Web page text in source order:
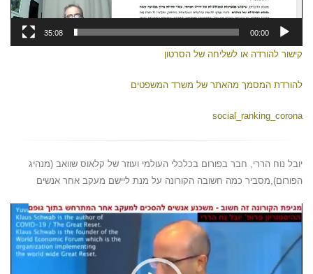
00:00
35:08
קישור להורדה או לשליחה של הסרטון
להורדת המסמך מהאתר של משרד המשפטים
socialֹ_ranking_corona
יובל נוח הררי, חבר בפורום בכלכלי העולמי ועוזר של קלאוס שוואב (מנהיג
הפורום),מסביר כמה חשובה הקורונה על מנת ליישם מעקב אחר אנשים
נגן
וידאו